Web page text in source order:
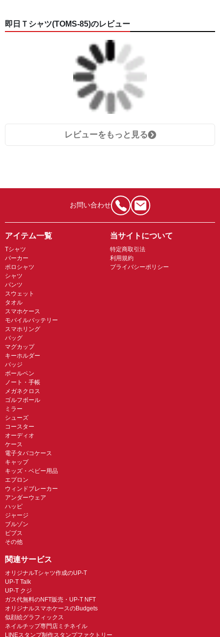
即日Ｔシャツ(TOMS-85)のレビュー
レビューをもっと見る
お問い合わせ
アイテム一覧
Tシャツ
パーカー
ポロシャツ
シャツ
パンツ
スウェット
タオル
スマホケース
モバイルバッテリー
スマホリング
バッグ
マグカップ
キーホルダー
バッジ
ボールペン
ノート・手帳
メガネクロス
ゴルフボール
ミラー
シューズ
コースター
オーディオ
ケース
電子タバコケース
キャップ
キッズ・ベビー用品
エプロン
ウィンドブレーカー
アンダーウェア
ハッピ
ジャージ
ブルゾン
ビブス
その他
当サイトについて
特定商取引法
利用規約
プライバシーポリシー
関連サービス
オリジナルTシャツ作成のUP-T
UP-T Talk
UP-T クジ
ガス代無料のNFT販売・UP-T NFT
オリジナルスマホケースのBudgets
似顔絵グラフィックス
ネイルチップ専門店ミチネイル
LINEスタンプ制作スタンプファクトリー